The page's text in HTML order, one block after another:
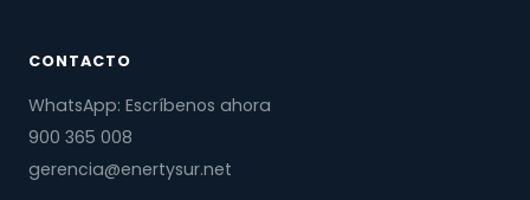
CONTACTO
WhatsApp: Escríbenos ahora
900 365 008
gerencia@enertysur.net